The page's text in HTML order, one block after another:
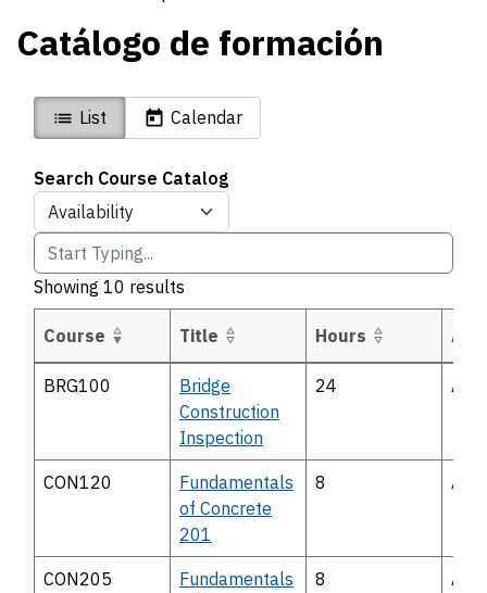
Catálogo de formación
List Calendar
Search Course Catalog
Filter by
Showing 10 results
Details
Course Title Hours
BRG100
Bridge
Construction
Inspection
24
CON120
Fundamentals
of Concrete
201
8
CON205
Fundamentals
8